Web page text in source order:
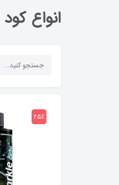
انواع
25٪